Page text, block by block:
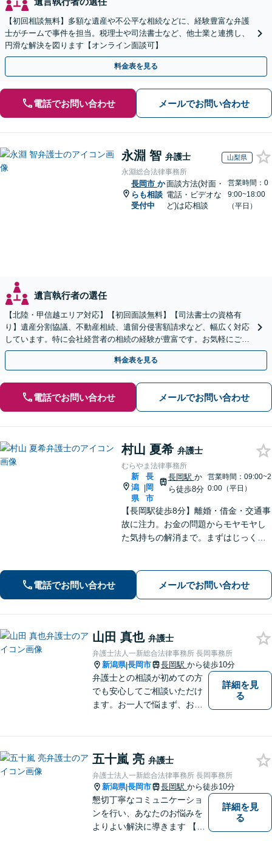
【初回相談無料】多額な遺産や不公平な相続などに、経験豊富な弁護
士がチームで事件を担当。税理士や司法書士など、他士業と連携し、
円滑な解決を図ります【オンライン面談可】
料金表を見る
電話でお問い合わせ メールでお問い合わせ
永淵 智 弁護士 山梨県
永淵総合法律事務所
長岡市 か
らも相談
受付中
面談方法(対面・
電話・ビデオな
ど)は応相談
営業時間：0
9:00~18:00
（平日）
遺言執行者の選任
【北陸・甲信越エリア対応】【初回面談無料】【司法書士の資格有
り】遺産分割協議、不動産相続、遺留分侵害額請求など、幅広く対応
しています。特に会社経営者の相続の経験が豊富です。お気軽にご相
談ください。【休日・夜間面談可】【オンライン面談可】
料金表を見る
電話でお問い合わせ メールでお問い合わせ
村山 夏希 弁護士
むらやま法律事務所
新
潟
県
|
長
岡
市
長岡駅 か
ら徒歩8分
営業時間：09:00~2
0:00（平日）
【長岡駅徒歩8分】離婚・借金・交通事
故に注力。お金の問題からモヤモヤし
た気持ちの解消まで。まずはじっくり
を大切に／LINE・オンライン相談可】
電話でお問い合わせ メールでお問い合わせ
山田 真也 弁護士
弁護士法人一新総合法律事務所 長岡事務所
新潟県|長岡市 長岡駅 から徒歩10分
弁護士との相談が初めての方
でも安心してご相談いただけ
ます。お一人で悩まず、お気
料】【交通事故被害者の方は
相談料無料（弁護士費用特約
利用の場合は除く）】
詳細を見
る
五十嵐 亮 弁護士
弁護士法人一新総合法律事務所 長岡事務所
新潟県|長岡市 長岡駅 から徒歩10分
懇切丁寧なコミュニケーショ
ンを行い、あなたのお悩みを
よりよい解決に導きます 【交
詳細を見
る